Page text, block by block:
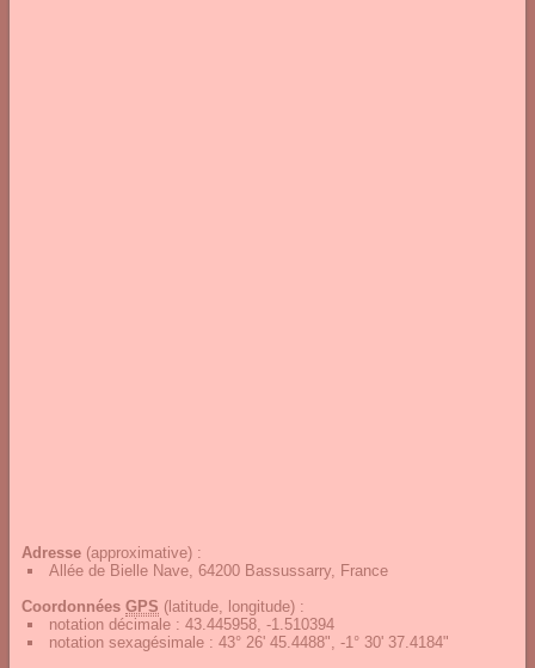
Adresse (approximative) :
Allée de Bielle Nave, 64200 Bassussarry, France
Coordonnées GPS (latitude, longitude) :
notation décimale : 43.445958, -1.510394
notation sexagésimale : 43° 26' 45.4488", -1° 30' 37.4184"